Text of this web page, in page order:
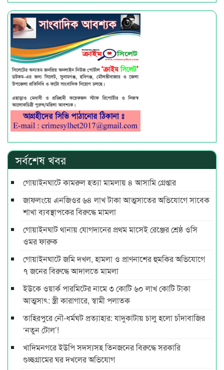
সর্বশেষ খবর
গোয়াইনঘাটে কামরুল হত্যা মামলায় ৪ আসামি গ্রেপ্তার
জাফলংয়ে এনজিওর ৬৪ লাখ টাকা আত্মসাতের অভিযোগে সাবেক
শাখা ব্যবস্থাপকের বিরুদ্ধে মামলা
গোয়াইনঘাট থানায় যোগদানের প্রথম মাসেই রেঞ্জের শ্রেষ্ঠ ওসি
ওমর ফারুক
গোয়াইনঘাটে জমি দখল, হামলা ও প্রাণনাশের হুমকির অভিযোগে
৭ জনের বিরুদ্ধে আদালতে মামলা
ইউকে ওয়ার্ক পারমিটের নামে ৩ কোটি ৬০ লাখ কোটি টাকা
আত্মসাৎ: স্ত্রী কারাগারে, স্বামী পলাতক
তাহিরপুরে নৌ-ধর্মঘট প্রত্যাহার: যাদুকাটায় চালু হলো চাঁদাবাজির
‘নতুন টোল’!
খাদিমনগরে ইউপি সদস্যসহ তিনজনের বিরুদ্ধে সরকারি
গুচ্ছগ্রামের ঘর দখলের অভিযোগ